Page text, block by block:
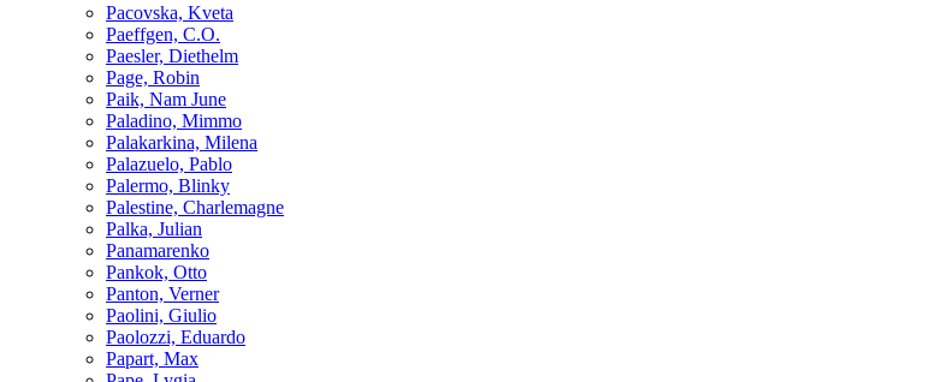
Pacovska, Kveta
Paeffgen, C.O.
Paesler, Diethelm
Page, Robin
Paik, Nam June
Paladino, Mimmo
Palakarkina, Milena
Palazuelo, Pablo
Palermo, Blinky
Palestine, Charlemagne
Palka, Julian
Panamarenko
Pankok, Otto
Panton, Verner
Paolini, Giulio
Paolozzi, Eduardo
Papart, Max